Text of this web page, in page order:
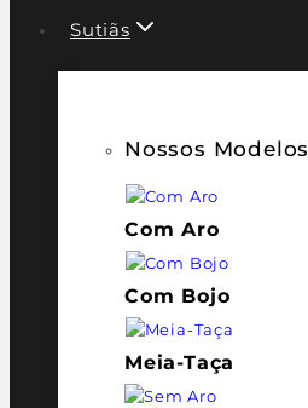
Sutiãs
Nossos Modelos
Com Aro
Com Bojo
Meia-Taça